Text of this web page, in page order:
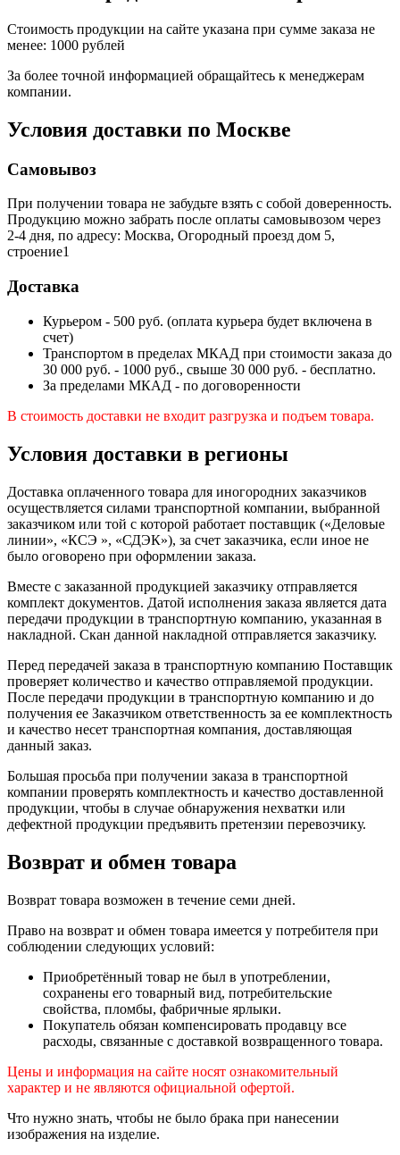
Стоимость продукции на сайте указана при сумме заказа не
менее: 1000 рублей
За более точной информацией обращайтесь к менеджерам
компании.
Условия доставки по Москве
Самовывоз
При получении товара не забудьте взять с собой доверенность.
Продукцию можно забрать после оплаты самовывозом через
2-4 дня, по адресу: Москва, Огородный проезд дом 5,
строение1
Доставка
Курьером - 500 руб. (оплата курьера будет включена в
счет)
Транспортом в пределах МКАД при стоимости заказа до
30 000 руб. - 1000 руб., свыше 30 000 руб. - бесплатно.
За пределами МКАД - по договоренности
В стоимость доставки не входит разгрузка и подъем товара.
Условия доставки в регионы
Доставка оплаченного товара для иногородних заказчиков
осуществляется силами транспортной компании, выбранной
заказчиком или той с которой работает поставщик («Деловые
линии», «КСЭ », «СДЭК»), за счет заказчика, если иное не
было оговорено при оформлении заказа.
Вместе с заказанной продукцией заказчику отправляется
комплект документов. Датой исполнения заказа является дата
передачи продукции в транспортную компанию, указанная в
накладной. Скан данной накладной отправляется заказчику.
Перед передачей заказа в транспортную компанию Поставщик
проверяет количество и качество отправляемой продукции.
После передачи продукции в транспортную компанию и до
получения ее Заказчиком ответственность за ее комплектность
и качество несет транспортная компания, доставляющая
данный заказ.
Большая просьба при получении заказа в транспортной
компании проверять комплектность и качество доставленной
продукции, чтобы в случае обнаружения нехватки или
дефектной продукции предъявить претензии перевозчику.
Возврат и обмен товара
Возврат товара возможен в течение семи дней.
Право на возврат и обмен товара имеется у потребителя при
соблюдении следующих условий:
Приобретённый товар не был в употреблении,
сохранены его товарный вид, потребительские
свойства, пломбы, фабричные ярлыки.
Покупатель обязан компенсировать продавцу все
расходы, связанные с доставкой возвращенного товара.
Цены и информация на сайте носят ознакомительный
характер и не являются официальной офертой.
Что нужно знать, чтобы не было брака при нанесении
изображения на изделие.